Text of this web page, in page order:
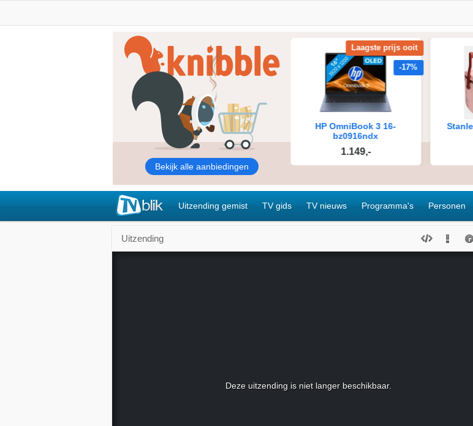
Uitzending gemist TV gids TV nieuws Programma's Personen
Uitzending
Deze uitzending is niet langer beschikbaar.